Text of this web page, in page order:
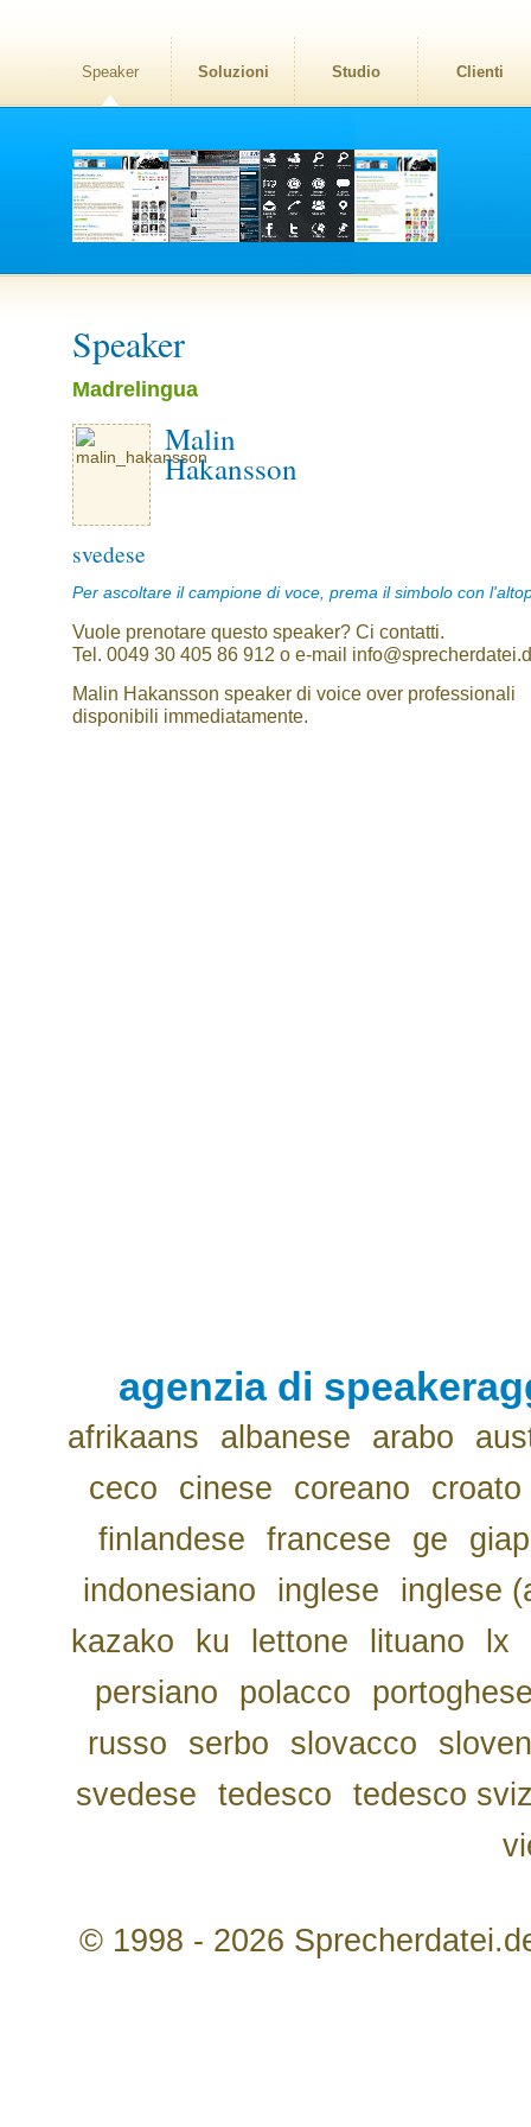
Speaker Soluzioni Studio Clienti
Speaker
Madrelingua
Malin
Hakansson
svedese
Per ascoltare il campione di voce, prema il simbolo con
Vuole prenotare questo speaker? Ci contatti.
Tel. 0049 30 405 86 912 o e-mail
Malin Hakansson speaker di voice over professionali
disponibili immediatamente.
agenzia di
afrikaans albanese arabo
ceco
cinese coreano
croato
finlandese
francese ge
indonesiano
inglese
inglese
kazako
ku lettone lituano lx
persiano
polacco
russo
serbo slovacco
svedese
tedesco
tedesco
© 1998 - 2026